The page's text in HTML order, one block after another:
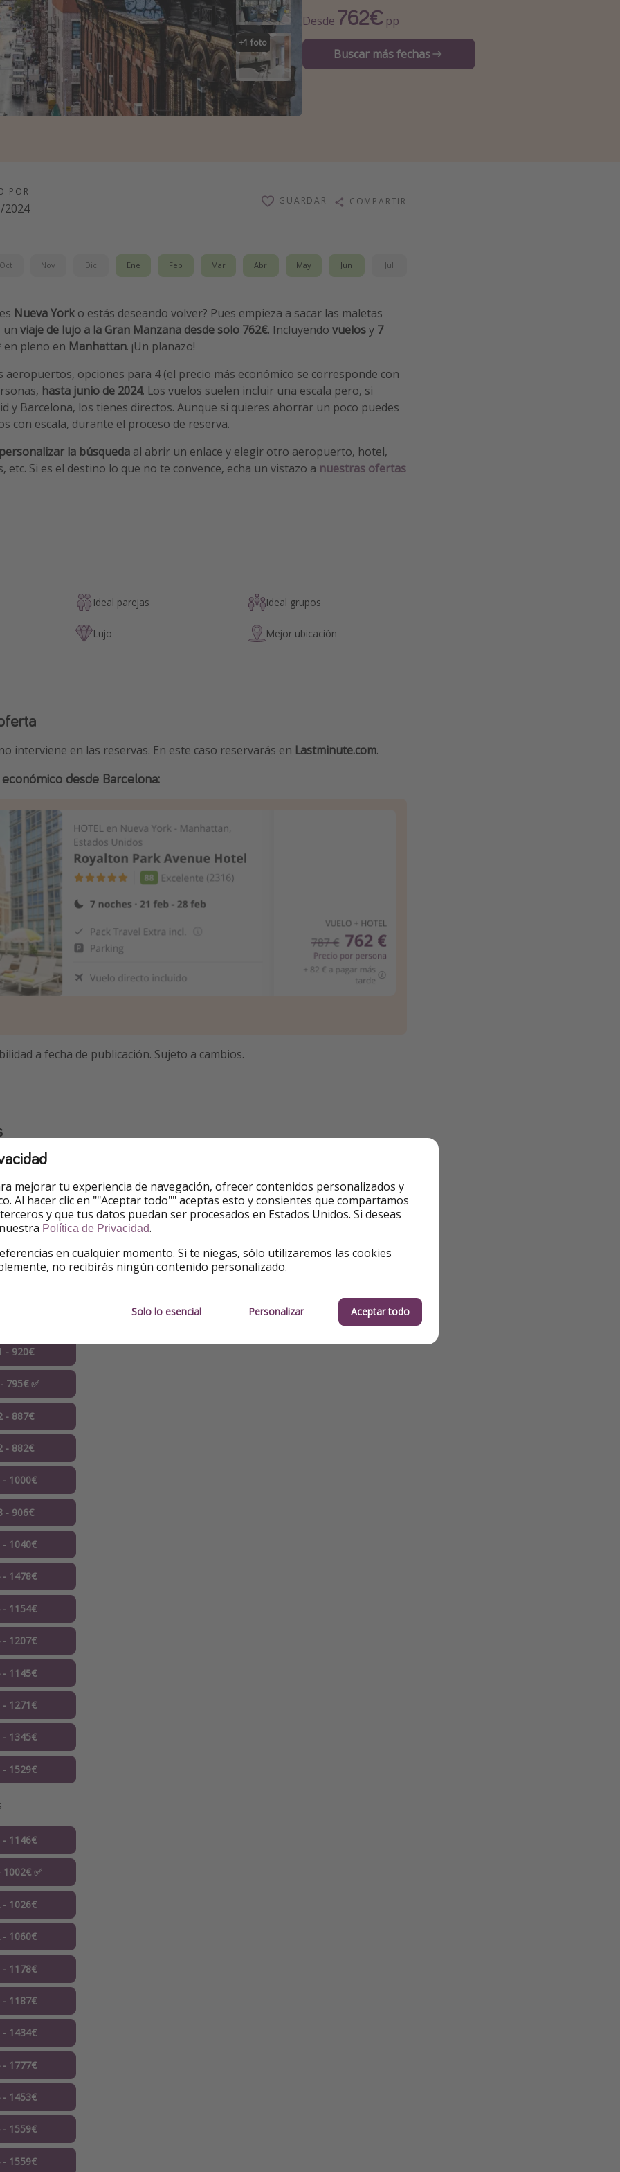
+1 foto
Desde 762€ pp
Buscar más fechas
POR
2024
GUARDAR COMPARTIR
Oct Nov Dic Ene Feb Mar Abr May Jun Jul
Nueva York o estás deseando volver? Pues empieza a sacar las maletas
un viaje de lujo a la Gran Manzana desde solo 762€. Incluyendo vuelosy 7
en pleno en Manhattan. ¡Un planazo!
aeropuertos, opciones para 4 (el precio más económico se corresponde con
hasta junio de 2024. Los vuelos suelen incluir una escala pero, si
y Barcelona, los tienes directos. Aunque si quieres ahorrar un poco puedes
con escala, durante el proceso de reserva.
personalizar la búsqueda al abrir un enlace y elegir otro aeropuerto, hotel,
etc. Si es el destino lo que no te convence, echa un vistazo a nuestras ofertas
Ideal parejas Ideal grupos
Lujo Mejor ubicación
interviene en las reservas. En este caso reservarás en Lastminute.com.
desde Barcelona:
a fecha de publicación. Sujeto a cambios.
. Puedes
devuelo + hotel.
reservar por teléfono? Puedes llamar al919152178
- 920€
795€ ✅
- 887€
- 882€
- 1000€
- 906€
- 1040€
- 1478€
- 1154€
- 1207€
- 1145€
- 1271€
- 1345€
- 1529€
- 1146€
1002€ ✅
- 1026€
- 1060€
- 1178€
- 1187€
- 1434€
- 1777€
- 1453€
- 1559€
- 1559€
mejorar tu experiencia de navegación, ofrecer contenidos personalizados y
Al hacer clic en ""Aceptar todo"" aceptas esto y consientes que compartamos
y que tus datos puedan ser procesados en Estados Unidos. Si deseas
Política de Privacidad.
en cualquier momento. Si te niegas, sólo utilizaremos las cookies
no recibirás ningún contenido personalizado.
Solo lo esencial Personalizar Aceptar todo